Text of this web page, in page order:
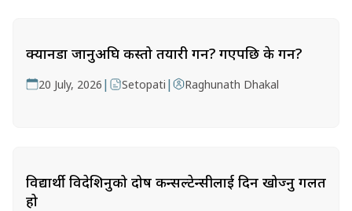
क्यानडा जानुअघि कस्तो तयारी गर्ने? गएपछि के गर्ने?
20 July, 2026 | Setopati | Raghunath Dhakal
विद्यार्थी विदेशिनुको दोष कन्सल्टेन्सीलाई दिन खोज्नु गलत
हो